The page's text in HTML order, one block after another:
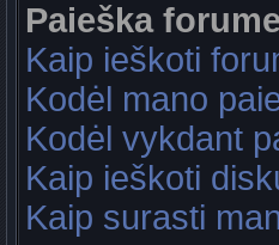
Paieška forume
Kaip ieškoti
Kodėl mano
Kodėl vykdant
Kaip ieškoti
Kaip surasti